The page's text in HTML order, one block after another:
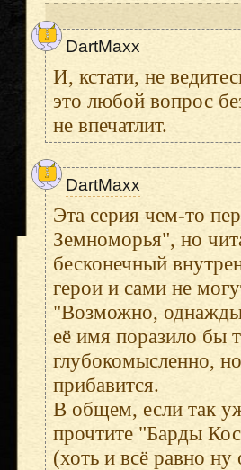
DartMaxx
И, кстати, не
это любой вопрос
не впечатлит.
DartMaxx
Эта серия чем-то
Земноморья", но
бесконечный
герои и сами не
"Возможно, однажды
её имя поразило бы
глубокомысленно,
прибавится.
В общем, если так
прочтите "Барды
(хоть и всё равно